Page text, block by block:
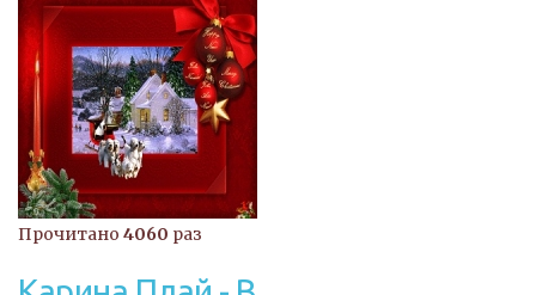
Прочитано 4060 раз